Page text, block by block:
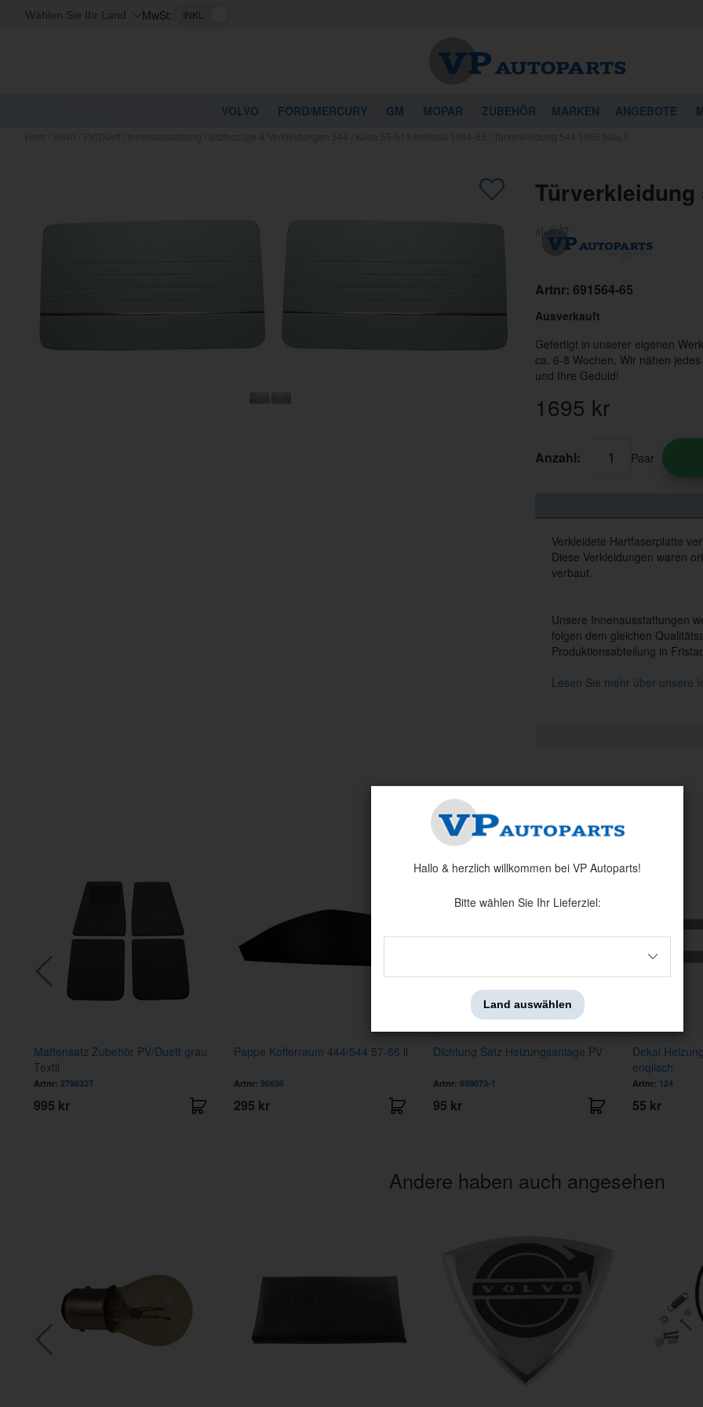
Wählen Sie Ihr Land MwSt:
VOLVO FORD/MERCURY GM MOPAR ZUBEHÖR MARKEN ANGEBOTE
Türverkleidung
Artnr: 691564-65
Ausverkauft
Gefertigt in unserer eigenen
ca. 6-8 Wochen. Wir nähen
und Ihre Geduld!
1695 kr
Anzahl: Paar
Verkleidete Hartfaserplatte
Diese Verkleidungen waren
verbaut.
Unsere Innenausstattungen
folgen dem gleichen
Produktionsabteilung in
Lesen Sie mehr über unsere
Verwandte Produkte
Mattensatz Zubehör PV/Duett grau
Textil
Artnr: 279632T
995 kr
Pappe Kofferraum 444/544 57-66 li
Artnr: 96636
295 kr
Dichtung Satz Heizungsanlage PV
Artnr:659073-1
95 kr
Dekal
englisch
Artnr: 124
55 kr
Andere haben auch angesehen
Hallo & herzlich willkommen bei VP Autoparts!
Bitte wählen Sie Ihr Lieferziel:
Land auswählen